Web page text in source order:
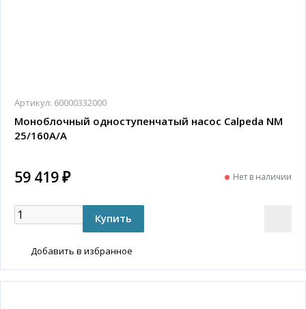
Артикул: 60000332000
Моноблочный одноступенчатый насос Calpeda NM
25/160A/A
59 419 ₽ Нет в наличии
Добавить в избранное